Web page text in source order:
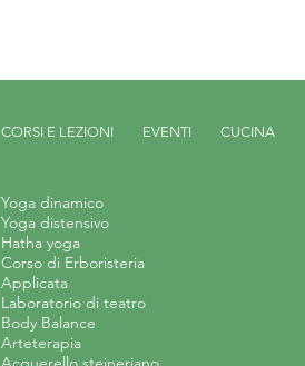
CORSI E LEZIONI EVENTI CUCINA
Yoga dinamico
Yoga distensivo
Hatha yoga
Corso di Erboristeria
Applicata
Laboratorio di teatro
Body Balance
Arteterapia